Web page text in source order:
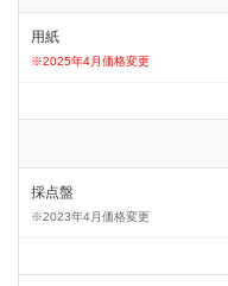
用紙
※2025年4月価格変更
採点盤
※2023年4月価格変更